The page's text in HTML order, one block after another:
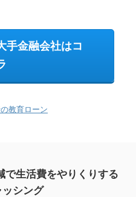
手金融会社はコ
教育ローン
で生活費をやりくりする
シング